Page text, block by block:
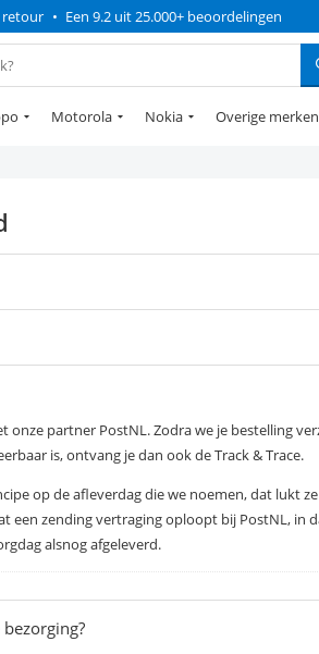
retour • Een 9.2 uit 25.000+ beoordelingen
Motorola Nokia Overige merken
onze partner PostNL. Zodra we je bestelling
is, ontvang je dan ook de Track & Trace.
op de afleverdag die we noemen, dat lukt
een zending vertraging oploopt bij PostNL, in
alsnog afgeleverd.